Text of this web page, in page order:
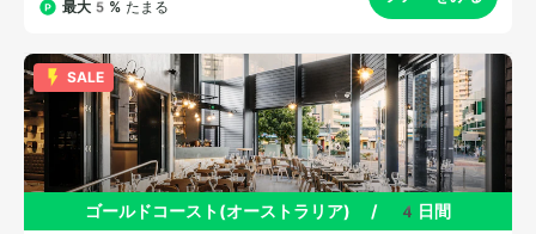
最大5% たまる
SALE
ゴールドコースト(オーストラリア) / 4日間